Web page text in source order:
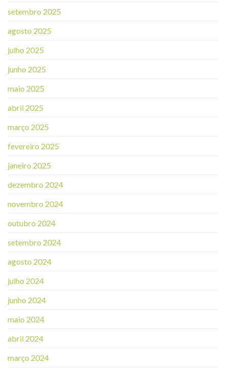
setembro 2025
agosto 2025
julho 2025
junho 2025
maio 2025
abril 2025
março 2025
fevereiro 2025
janeiro 2025
dezembro 2024
novembro 2024
outubro 2024
setembro 2024
agosto 2024
julho 2024
junho 2024
maio 2024
abril 2024
março 2024